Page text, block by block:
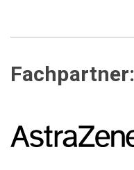
Fachpartner: